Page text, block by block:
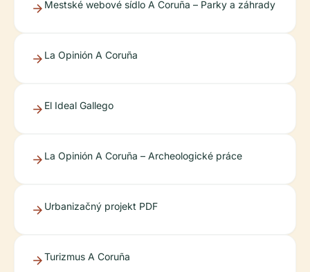
Mestské webové sídlo A Coruña – Parky a záhrady
La Opinión A Coruña
El Ideal Gallego
La Opinión A Coruña – Archeologické práce
Urbanizačný projekt PDF
Turizmus A Coruña